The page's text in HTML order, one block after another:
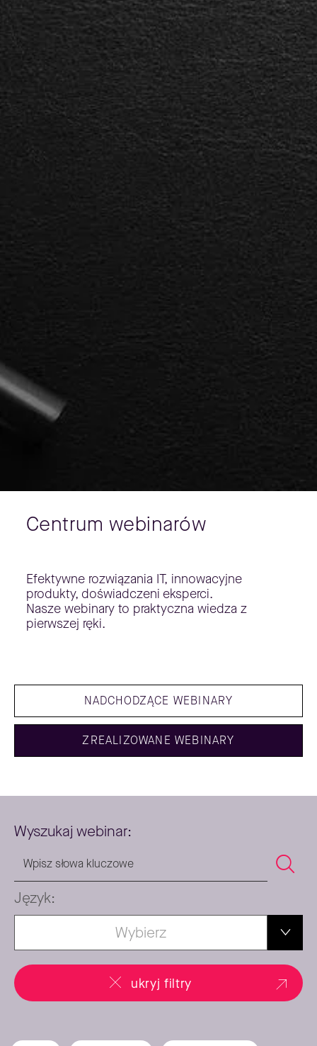
Centrum webinarów
Efektywne rozwiązania IT, innowacyjne
produkty, doświadczeni eksperci.
Nasze webinary to praktyczna wiedza z
pierwszej ręki.
NADCHODZĄCE WEBINARY
ZREALIZOWANE WEBINARY
Wyszukaj webinar:
Język:
Wybierz
ukryj filtry